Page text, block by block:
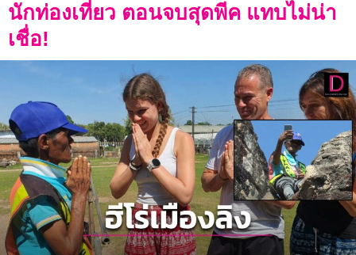
นักท่องเที่ยว ตอนจบสุดพีค แทบไม่น่า
เชื่อ!